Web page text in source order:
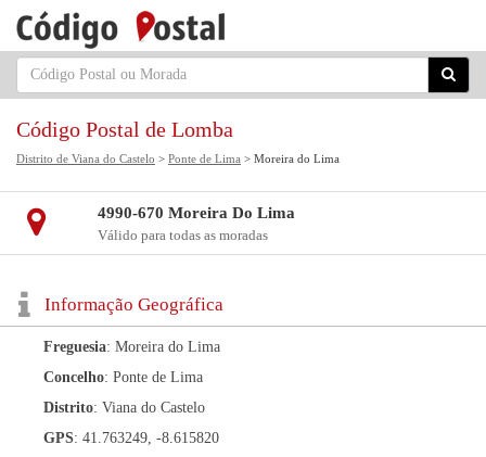
Código Postal de Lomba
Distrito de Viana do Castelo > Ponte de Lima > Moreira do Lima
4990-670 Moreira Do Lima
Válido para todas as moradas
Informação Geográfica
Freguesia: Moreira do Lima
Concelho: Ponte de Lima
Distrito: Viana do Castelo
GPS: 41.763249, -8.615820